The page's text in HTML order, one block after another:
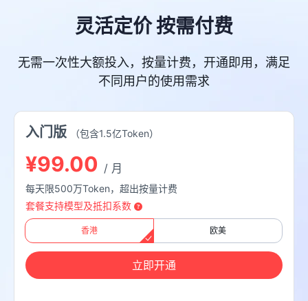
灵活定价 按需付费
无需一次性大额投入，按量计费，开通即用，满足
不同用户的使用需求
入门版 （包含1.5亿Token）
¥99.00 / 月
每天限500万Token，超出按量计费
套餐支持模型及抵扣系数
香港 欧美
立即开通